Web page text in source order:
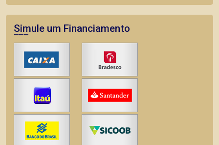
Simule um Financiamento